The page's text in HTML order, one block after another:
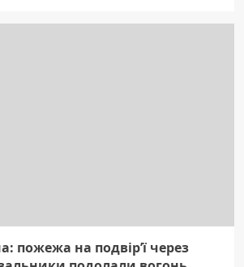
на подвір’ї через